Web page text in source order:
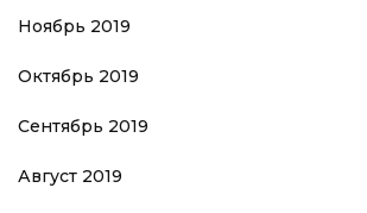
Ноябрь 2019
Октябрь 2019
Сентябрь 2019
Август 2019